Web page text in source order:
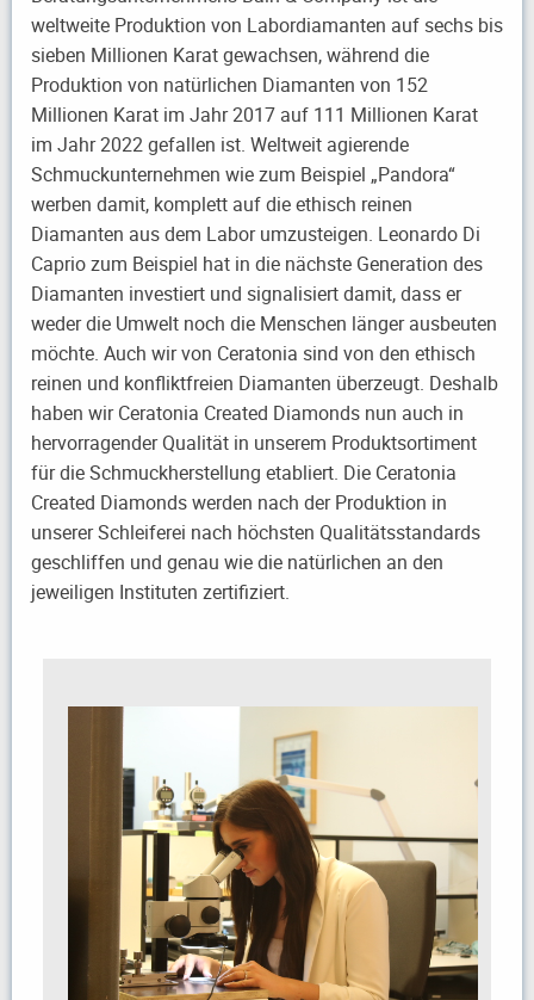
weltweite Produktion von Labordiamanten auf sechs bis
sieben Millionen Karat gewachsen, während die
Produktion von natürlichen Diamanten von 152
Millionen Karat im Jahr 2017 auf 111 Millionen Karat
im Jahr 2022 gefallen ist. Weltweit agierende
Schmuckunternehmen wie zum Beispiel „Pandora“
werben damit, komplett auf die ethisch reinen
Diamanten aus dem Labor umzusteigen. Leonardo Di
Caprio zum Beispiel hat in die nächste Generation des
Diamanten investiert und signalisiert damit, dass er
weder die Umwelt noch die Menschen länger ausbeuten
möchte. Auch wir von Ceratonia sind von den ethisch
reinen und konfliktfreien Diamanten überzeugt. Deshalb
haben wir Ceratonia Created Diamonds nun auch in
hervorragender Qualität in unserem Produktsortiment
für die Schmuckherstellung etabliert. Die Ceratonia
Created Diamonds werden nach der Produktion in
unserer Schleiferei nach höchsten Qualitätsstandards
geschliffen und genau wie die natürlichen an den
jeweiligen Instituten zertifiziert.